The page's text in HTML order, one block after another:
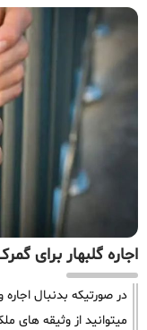
اجاره گلبهار برای
در صورتیکه بدنبال
میتوانید از وثیقه های